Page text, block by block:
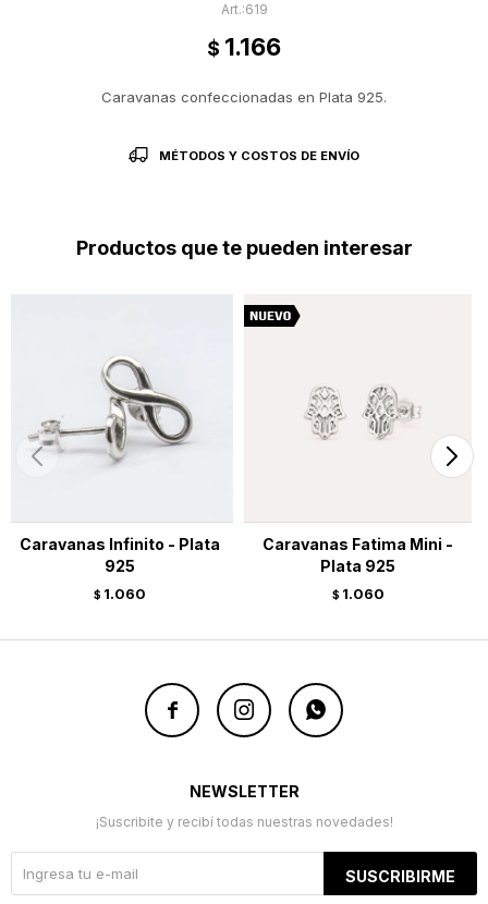
619
$ 1.166
Caravanas confeccionadas en Plata 925.
MÉTODOS Y COSTOS DE ENVÍO
Productos que te pueden interesar
Caravanas Infinito - Plata
925
$ 1.060
Caravanas Fatima Mini -
Plata 925
$ 1.060
  
NEWSLETTER
¡Suscribite y recibí todas nuestras novedades!
SUSCRIBIRME